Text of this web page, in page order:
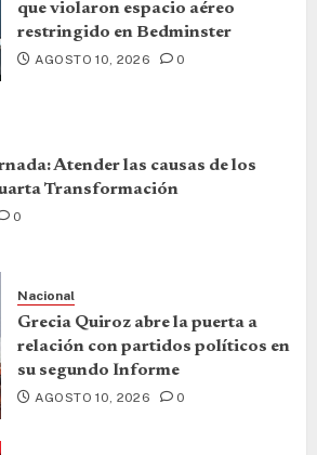
que violaron espacio aéreo
restringido en Bedminster
AGOSTO 10, 2026 0
Atender las causas de los
Transformación
0
Nacional
Grecia Quiroz abre la puerta a
relación con partidos políticos en
su segundo Informe
AGOSTO 10, 2026 0